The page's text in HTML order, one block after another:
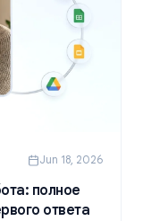
Jun 18, 2026
полное
ответа